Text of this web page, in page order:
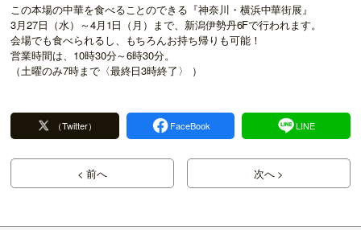
この本場の中華を食べることのできる『神奈川・横浜中華街展』
3月27日（水）～4月1日（月）まで、新潟伊勢丹6Fで行われます。
会場でも食べられるし、もちろんお持ち帰りも可能！
営業時間は、10時30分～6時30分。
（土曜のみ7時まで〈最終日3時終了〉 ）
（Twitter） FaceBook LINE
< 前へ 次へ >